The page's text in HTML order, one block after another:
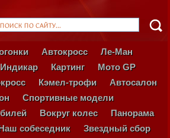
Автокросс
Ле-Ман
Индикар Картинг
Мото GP
Кэмел-трофи
Автосалон
Спортивные модели
Вокруг колес
Панорама
собеседник
Звездный сбор